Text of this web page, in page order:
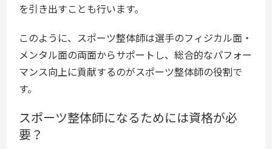
を引き出すことも行います。
このように、スポーツ整体師は選手のフィジカル面・
メンタル面の両面からサポートし、総合的なパフォー
マンス向上に貢献するのがスポーツ整体師の役割で
す。
スポーツ整体師になるためには資格が必
要？